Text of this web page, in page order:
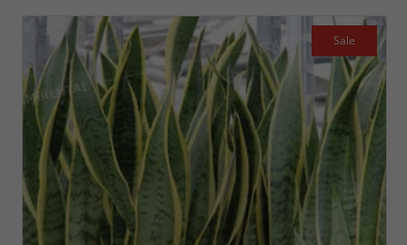
Sale